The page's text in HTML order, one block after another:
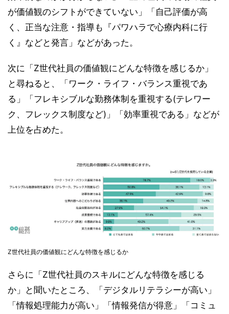
が価値観のシフトができていない」「自己評価が高
く、正当な注意・指導も『パワハラで心療内科に行
く』などと発言」などがあった。
次に「Z世代社員の価値観にどんな特徴を感じるか」
と尋ねると、「ワーク・ライフ・バランス重視であ
る」「フレキシブルな勤務体制を重視する(テレワー
ク、フレックス制度など)」「効率重視である」などが
上位を占めた。
Z世代社員の価値観にどんな特徴を感じるか
さらに「Z世代社員のスキルにどんな特徴を感じる
か」と聞いたところ、「デジタルリテラシーが高い」
「情報処理能力が高い」「情報発信が得意」「コミュ